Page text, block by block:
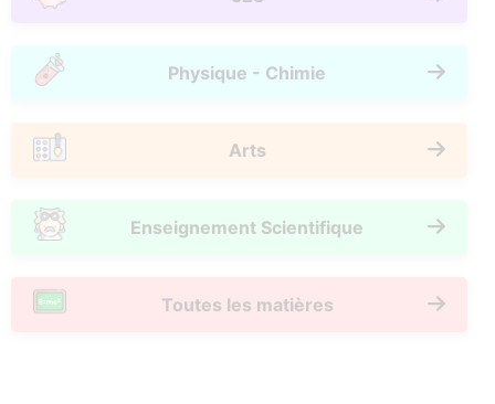
Physique - Chimie
Arts
Enseignement Scientifique
Toutes les matières